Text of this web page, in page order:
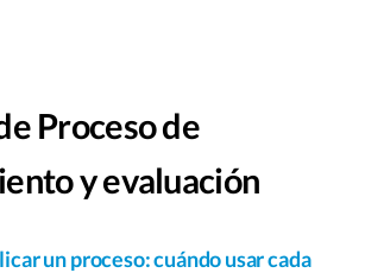
Proceso de
y evaluación
un proceso: cuándo usar cada